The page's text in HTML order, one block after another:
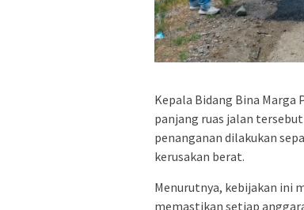
Kepala Bidang Bina
panjang ruas jalan
penanganan dilakukan
kerusakan berat.
Menurutnya, kebijakan ini
memastikan setiap